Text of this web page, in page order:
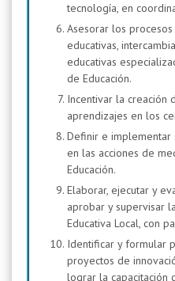
tecnología, en
Asesorar los
educativas,
educativas
de Educación.
Incentivar la creación
aprendizajes en los
Definir e implementar
en las acciones de
Educación.
Elaborar, ejecutar y
aprobar y supervisar
Educativa Local, con
Identificar y formular
proyectos de
lograr la capacitación